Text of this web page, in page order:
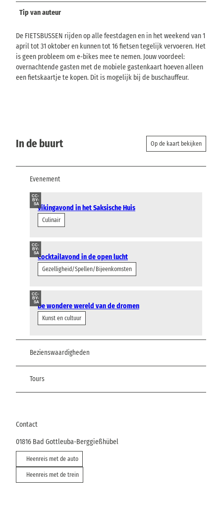
Tip van auteur
De FIETSBUSSEN rijden op alle feestdagen en in het weekend van 1
april tot 31 oktober en kunnen tot 16 fietsen tegelijk vervoeren. Het
is geen probleem om e-bikes mee te nemen. Jouw voordeel:
overnachtende gasten met de mobiele gastenkaart hoeven alleen
een fietskaartje te kopen. Dit is mogelijk bij de buschauffeur.
In de buurt Op de kaart bekijken
Evenement
CC-
BY-
SAVikingavond in het Saksische Huis
Culinair
CC-
BY-
SACocktailavond in de open lucht
Gezelligheid/Spellen/Bijeenkomsten
CC-
BY-
SADe wondere wereld van de dromen
Kunst en cultuur
Bezienswaardigheden
Tours
Contact
01816 Bad Gottleuba-Berggießhübel
Heenreis met de auto
Heenreis met de trein